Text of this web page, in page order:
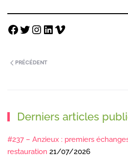
PRÉCÉDENT
Derniers articles
#237 – Anzieux : premiers
restauration 21/07/2026